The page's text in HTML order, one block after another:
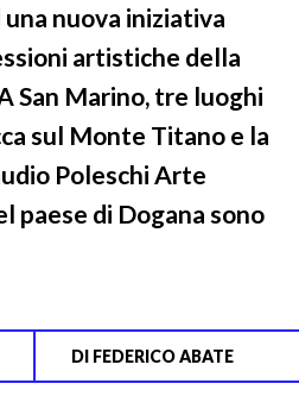
una nuova iniziativa
artistiche della
San Marino, tre luoghi
sul Monte Titano e la
Poleschi Arte
paese di Dogana sono
DI FEDERICO ABATE